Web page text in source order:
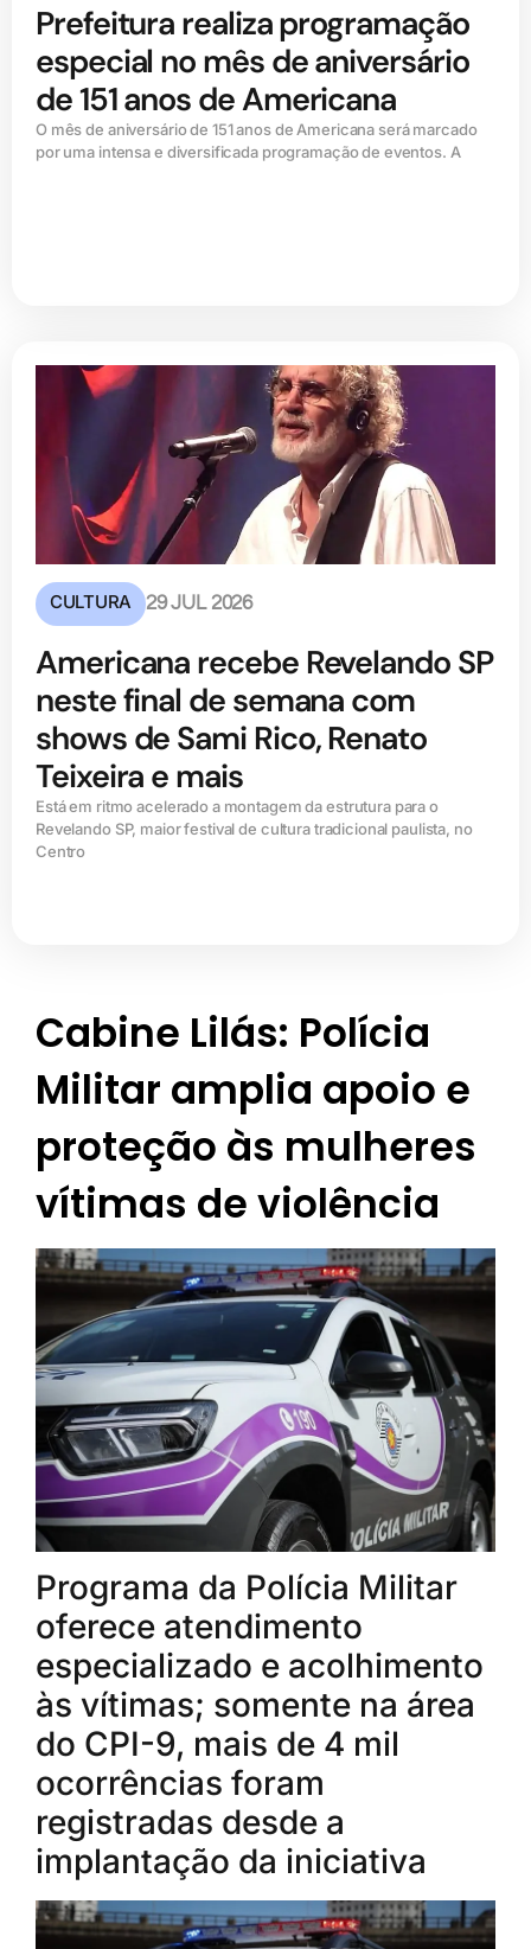
Prefeitura realiza programação
especial no mês de aniversário
de 151 anos de Americana
O mês de aniversário de 151 anos de Americana será marcado
por uma intensa e diversificada programação de eventos. A
CULTURA 29 JUL 2026
Americana recebe Revelando SP
neste final de semana com
shows de Sami Rico, Renato
Teixeira e mais
Está em ritmo acelerado a montagem da estrutura para o
Revelando SP, maior festival de cultura tradicional paulista, no
Centro
Cabine Lilás: Polícia
Militar amplia apoio e
proteção às mulheres
vítimas de violência
Programa da Polícia Militar
oferece atendimento
especializado e acolhimento
às vítimas; somente na área
do CPI-9, mais de 4 mil
ocorrências foram
registradas desde a
implantação da iniciativa